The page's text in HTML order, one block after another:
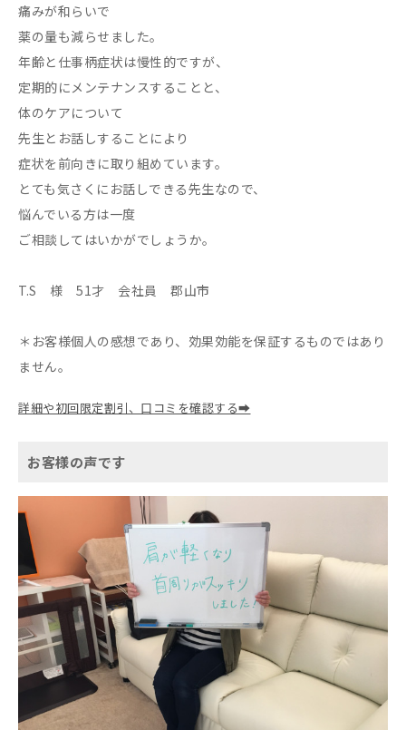
痛みが和らいで
薬の量も減らせました。
年齢と仕事柄症状は慢性的ですが、
定期的にメンテナンスすることと、
体のケアについて
先生とお話しすることにより
症状を前向きに取り組めています。
とても気さくにお話しできる先生なので、
悩んでいる方は一度
ご相談してはいかがでしょうか。
T.S 様 51才 会社員 郡山市
＊お客様個人の感想であり、効果効能を保証するものではあり
ません。
詳細や初回限定割引、口コミを確認する➡
お客様の声です